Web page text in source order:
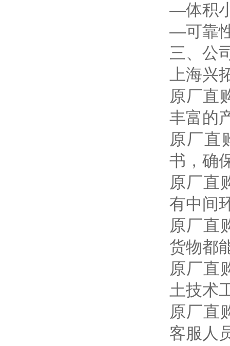
—体积
—可靠
三、公
上海兴
原厂直
丰富的
原厂直
书，确
原厂直
有中间
原厂直
货物都
原厂直
土技术
原厂直
客服人